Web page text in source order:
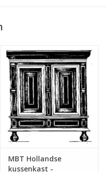
MBT Hollandse
kussenkast -